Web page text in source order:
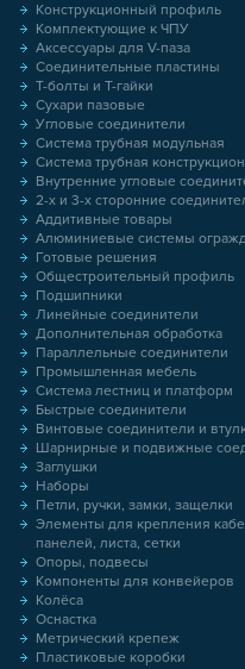
Конструкционный профиль
Комплектующие к ЧПУ
Аксессуары для V-паза
Соединительные пластины
Т-болты и Т-гайки
Сухари пазовые
Угловые соединители
Система трубная модульная
Система трубная
Внутренние угловые
2-х и 3-х сторонние
Аддитивные товары
Алюминиевые системы
Готовые решения
Общестроительный профиль
Подшипники
Линейные соединители
Дополнительная обработка
Параллельные соединители
Промышленная мебель
Система лестниц и платформ
Быстрые соединители
Винтовые соединители и
Шарнирные и подвижные
Заглушки
Наборы
Петли, ручки, замки, защелки
Элементы для крепления
панелей, листа, сетки
Опоры, подвесы
Компоненты для конвейеров
Колёса
Оснастка
Метрический крепеж
Пластиковые коробки